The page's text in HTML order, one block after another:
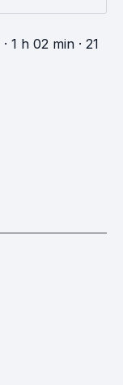
· 1 h 02 min · 21